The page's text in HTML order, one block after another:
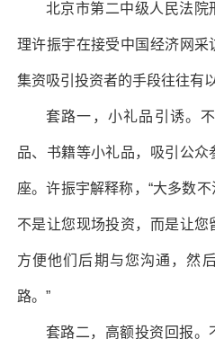
北京市第二中级人民法院
理许振宇在接受中国经济网
集资吸引投资者的手段往往有
套路一，小礼品引诱。
品、书籍等小礼品，吸引公
座。许振宇解释称，“大多数
不是让您现场投资，而是让
方便他们后期与您沟通，然
路。”
套路二，高额投资回报。